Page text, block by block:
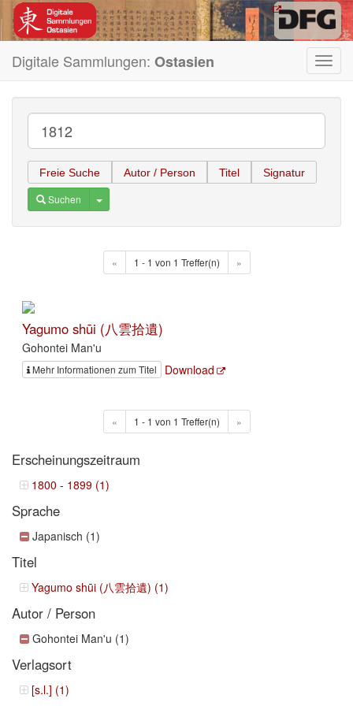
Digitale Sammlungen: Ostasien
Freie Suche Autor / Person Titel Signatur
Suchen Toggle Dropdown
« 1 - 1 von 1 Treffer(n) »
Yagumo shūi (八雲拾遺)
Gohontei Man'u
Mehr Informationen zum Titel Download
« 1 - 1 von 1 Treffer(n) »
Erscheinungszeitraum
1800 - 1899 (1)
Sprache
Japanisch (1)
Titel
Yagumo shūi (八雲拾遺) (1)
Autor / Person
Gohontei Man'u (1)
Verlagsort
[s.l.] (1)